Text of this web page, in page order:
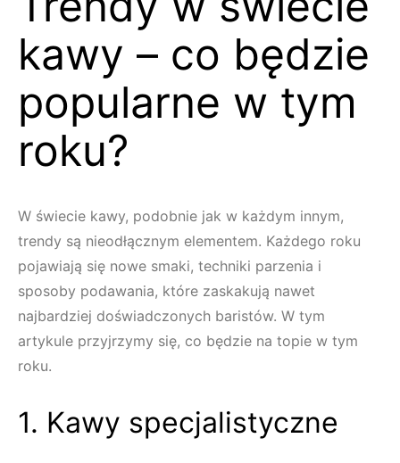
kawy – co będzie
popularne w tym
roku?
W świecie kawy, podobnie jak w każdym innym,
trendy są nieodłącznym elementem. Każdego roku
pojawiają się nowe smaki, techniki parzenia i
sposoby podawania, które zaskakują nawet
najbardziej doświadczonych baristów. W tym
artykule przyjrzymy się, co będzie na topie w tym
roku.
1. Kawy specjalistyczne